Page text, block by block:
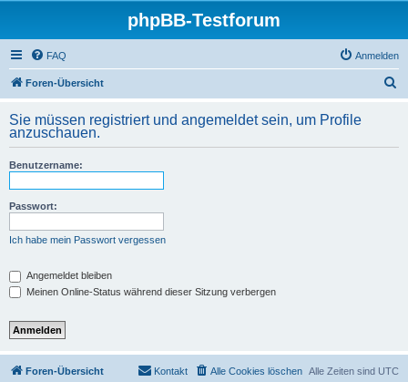
phpBB-Testforum
FAQ Anmelden
Foren-Übersicht
h
Sie müssen registriert und angemeldet sein, um Profile
anzuschauen.
Benutzername:
Passwort:
Ich habe mein Passwort vergessen
Angemeldet bleiben
Meinen Online-Status während dieser Sitzung verbergen
Foren-Übersicht Alle Zeiten sind UTC
Alle Cookies löschen
Kontakt